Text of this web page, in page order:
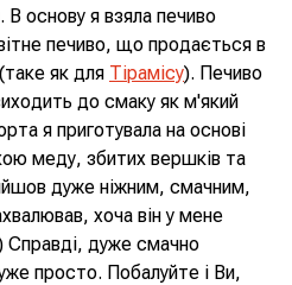
В основу я взяла печиво
печиво, що продається в
як для Тірамісу). Печиво
до смаку як м'який
я приготувала на основі
меду, збитих вершків та
дуже ніжним, смачним,
хоча він у мене
Справді, дуже смачно
просто. Побалуйте і Ви,